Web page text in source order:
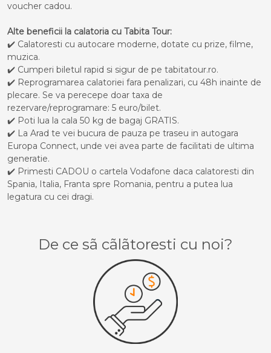
voucher cadou.
Alte beneficii la calatoria cu Tabita Tour:
✔️ Calatoresti cu autocare moderne, dotate cu prize, filme,
muzica.
✔️ Cumperi biletul rapid si sigur de pe tabitatour.ro.
✔️ Reprogramarea calatoriei fara penalizari, cu 48h inainte de
plecare. Se va perecepe doar taxa de
rezervare/reprogramare: 5 euro/bilet.
✔️ Poti lua la cala 50 kg de bagaj GRATIS.
✔️ La Arad te vei bucura de pauza pe traseu in autogara
Europa Connect, unde vei avea parte de facilitati de ultima
generatie.
✔️ Primesti CADOU o cartela Vodafone daca calatoresti din
Spania, Italia, Franta spre Romania, pentru a putea lua
legatura cu cei dragi.
De ce sã cãlãtoresti cu noi?